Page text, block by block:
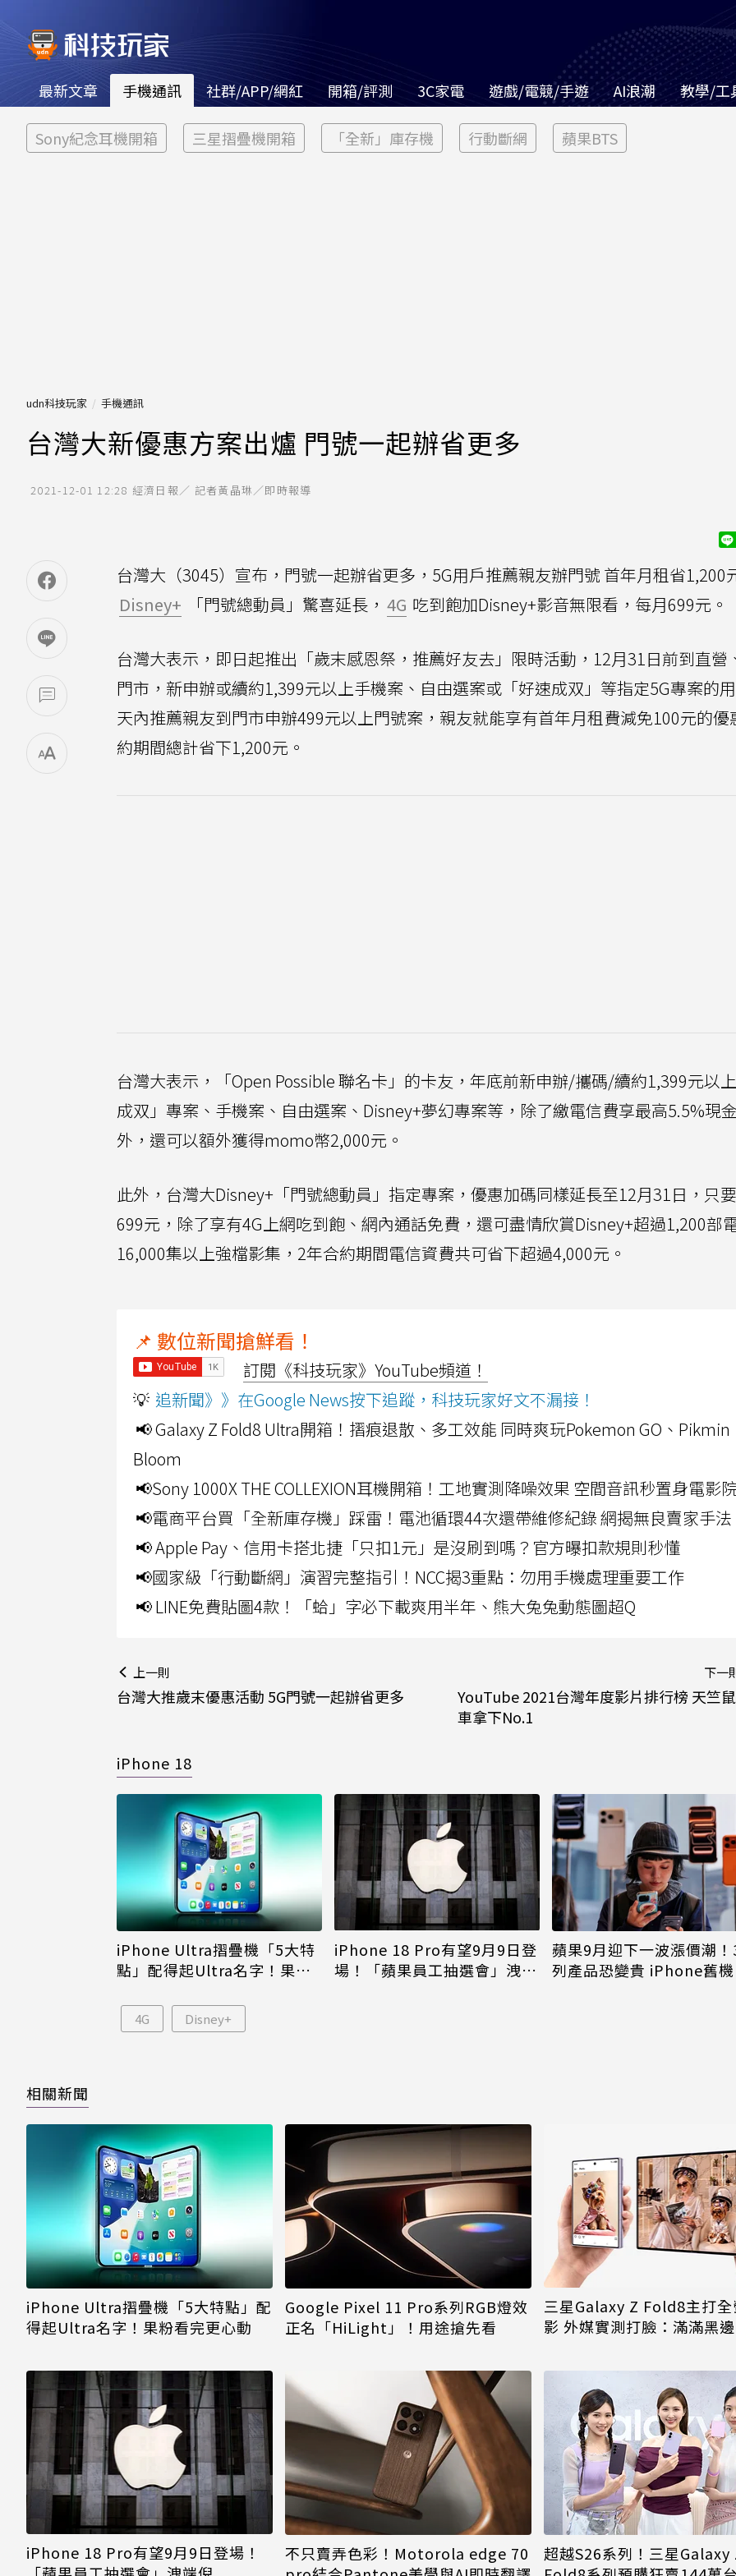
最新文章 手機通訊 社群/APP/網紅 開箱/評測 3C家電 遊戲/電競/手遊 AI浪潮 教學/工
Sony紀念耳機開箱 三星摺疊機開箱 「全新」庫存機 行動斷網 蘋果BTS
udn科技玩家 手機通訊
台灣大新優惠方案出爐 門號一起辦省更多
2021-12-01 12:28 經濟日報／ 記者黃晶琳／即時報導
台灣大（3045）宣布，門號一起辦省更多，5G用戶推薦親友辦門號 首年月租省1,200
Disney+
「門號總動員」驚喜延長， 4G 吃到飽加Disney+影音無限看，每月699元。
台灣大表示，即日起推出「歲末感恩祭，推薦好友去」限時活動，12月31日前到直營
門市，新申辦或續約1,399元以上手機案、自由選案或「好速成双」等指定5G專案的
天內推薦親友到門市申辦499元以上門號案，親友就能享有首年月租費減免100元的優
約期間總計省下1,200元。
台灣大表示，「Open Possible 聯名卡」的卡友，年底前新申辦/攜碼/續約1,399元以
成双」專案、手機案、自由選案、Disney+夢幻專案等，除了繳電信費享最高5.5%現
外，還可以額外獲得momo幣2,000元。
此外，台灣大Disney+「門號總動員」指定專案，優惠加碼同樣延長至12月31日，只
699元，除了享有4G上網吃到飽、網內通話免費，還可盡情欣賞Disney+超過1,200部
16,000集以上強檔影集，2年合約期間電信資費共可省下超過4,000元。
📌 數位新聞搶鮮看！
訂閱《科技玩家》YouTube頻道！
💡 追新聞》》在Google News按下追蹤，科技玩家好文不漏接！
📢 Galaxy Z Fold8 Ultra開箱！摺痕退散、多工效能 同時爽玩Pokemon GO、Pikmin
Bloom
📢Sony 1000X THE COLLEXION耳機開箱！工地實測降噪效果 空間音訊秒置身電影
📢電商平台買「全新庫存機」踩雷！電池循環44次還帶維修紀錄 網揭無良賣家手法
📢 Apple Pay、信用卡搭北捷「只扣1元」是沒刷到嗎？官方曝扣款規則秒懂
📢國家級「行動斷網」演習完整指引！NCC揭3重點：勿用手機處理重要工作
📢 LINE免費貼圖4款！「蛤」字必下載爽用半年、熊大兔兔動態圖超Q
上一則
台灣大推歲末優惠活動 5G門號一起辦省更多
下一
YouTube 2021台灣年度影片排行榜 天竺
車拿下No.1
iPhone 18
iPhone Ultra摺疊機「5大特
點」配得起Ultra名字！果粉
iPhone 18 Pro有望9月9日登
場！「蘋果員工抽選會」洩端
蘋果9月迎下一波漲價潮
列產品恐變貴 iPhone舊
4G Disney+
相關新聞
iPhone Ultra摺疊機「5大特點」配
得起Ultra名字！果粉看完更心動
Google Pixel 11 Pro系列RGB燈效
正名「HiLight」！用途搶先看
三星Galaxy Z Fold8主打
影 外媒實測打臉：滿滿黑邊
iPhone 18 Pro有望9月9日登場！
不只賣弄色彩！Motorola edge 70
超越S26系列！三星Galaxy